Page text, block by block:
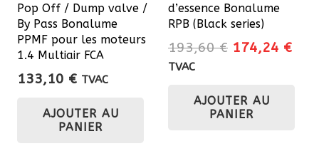
Pop Off / Dump valve /
By Pass Bonalume
PPMF pour les moteurs
1.4 Multiair FCA
133,10 € TVAC
AJOUTER AU
PANIER
d’essence Bonalume
RPB (Black series)
193,60€ Le
était :
193,60 €.
174,24 €Le
TVAC
AJOUTER AU
PANIER